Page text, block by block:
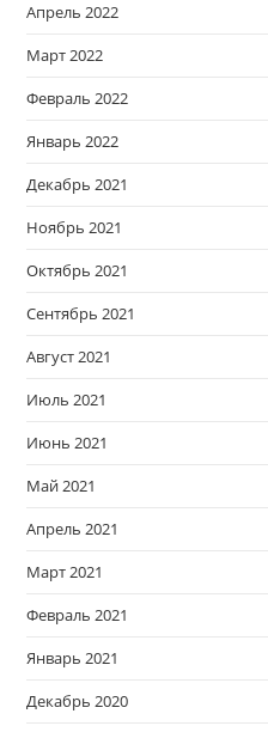
Апрель 2022
Март 2022
Февраль 2022
Январь 2022
Декабрь 2021
Ноябрь 2021
Октябрь 2021
Сентябрь 2021
Август 2021
Июль 2021
Июнь 2021
Май 2021
Апрель 2021
Март 2021
Февраль 2021
Январь 2021
Декабрь 2020